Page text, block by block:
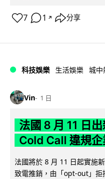
7 1 ↗ 分享
科技娛樂 生活娛樂 城中
Vin 1 日
法國 8 月 11 日
Cold Call 違規
法國將於 8 月 11 日起實施
致電推銷，由「opt-out」